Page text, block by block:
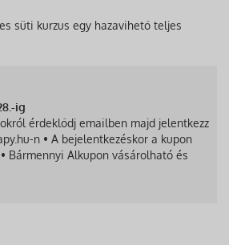
süti kurzus egy hazavihető teljes
ig
érdeklődj emailben majd jelentkezz
n • A bejelentkezéskor a kupon
Bármennyi Alkupon vásárolható és